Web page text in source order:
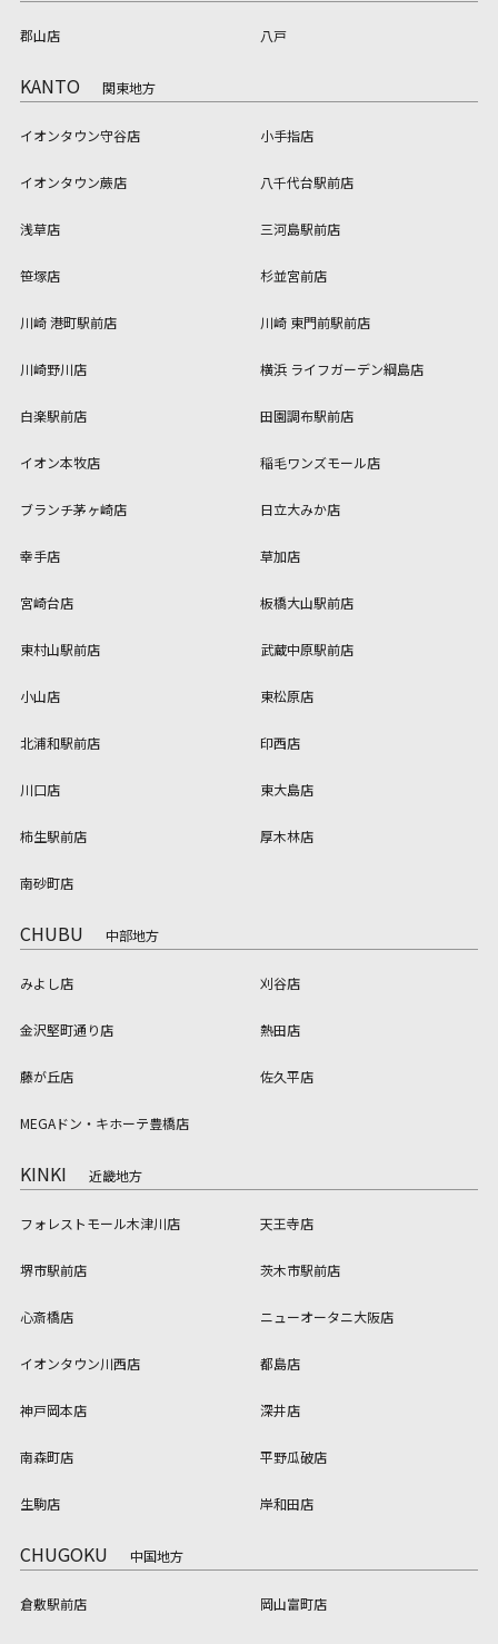
郡山店 八戸
KANTO 関東地方
イオンタウン守谷店 小手指店
イオンタウン蕨店 八千代台駅前店
浅草店 三河島駅前店
笹塚店 杉並宮前店
川崎 港町駅前店 川崎 東門前駅前店
川崎野川店 横浜 ライフガーデン綱島店
白楽駅前店 田園調布駅前店
イオン本牧店 稲毛ワンズモール店
ブランチ茅ヶ崎店 日立大みか店
幸手店 草加店
宮崎台店 板橋大山駅前店
東村山駅前店 武蔵中原駅前店
小山店 東松原店
北浦和駅前店 印西店
川口店 東大島店
柿生駅前店 厚木林店
南砂町店
CHUBU 中部地方
みよし店 刈谷店
金沢堅町通り店 熱田店
藤が丘店 佐久平店
MEGAドン・キホーテ豊橋店
KINKI 近畿地方
フォレストモール木津川店 天王寺店
堺市駅前店 茨木市駅前店
心斎橋店 ニューオータニ大阪店
イオンタウン川西店 都島店
神戸岡本店 深井店
南森町店 平野瓜破店
生駒店 岸和田店
CHUGOKU 中国地方
倉敷駅前店 岡山富町店